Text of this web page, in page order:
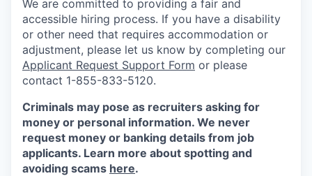
We are committed to providing a fair and
accessible hiring process. If you have a disability
or other need that requires accommodation or
adjustment, please let us know by completing our
Applicant Request Support Form or please
contact 1-855-833-5120.
Criminals may pose as recruiters asking for
money or personal information. We never
request money or banking details from job
applicants. Learn more about spotting and
avoiding scams here.